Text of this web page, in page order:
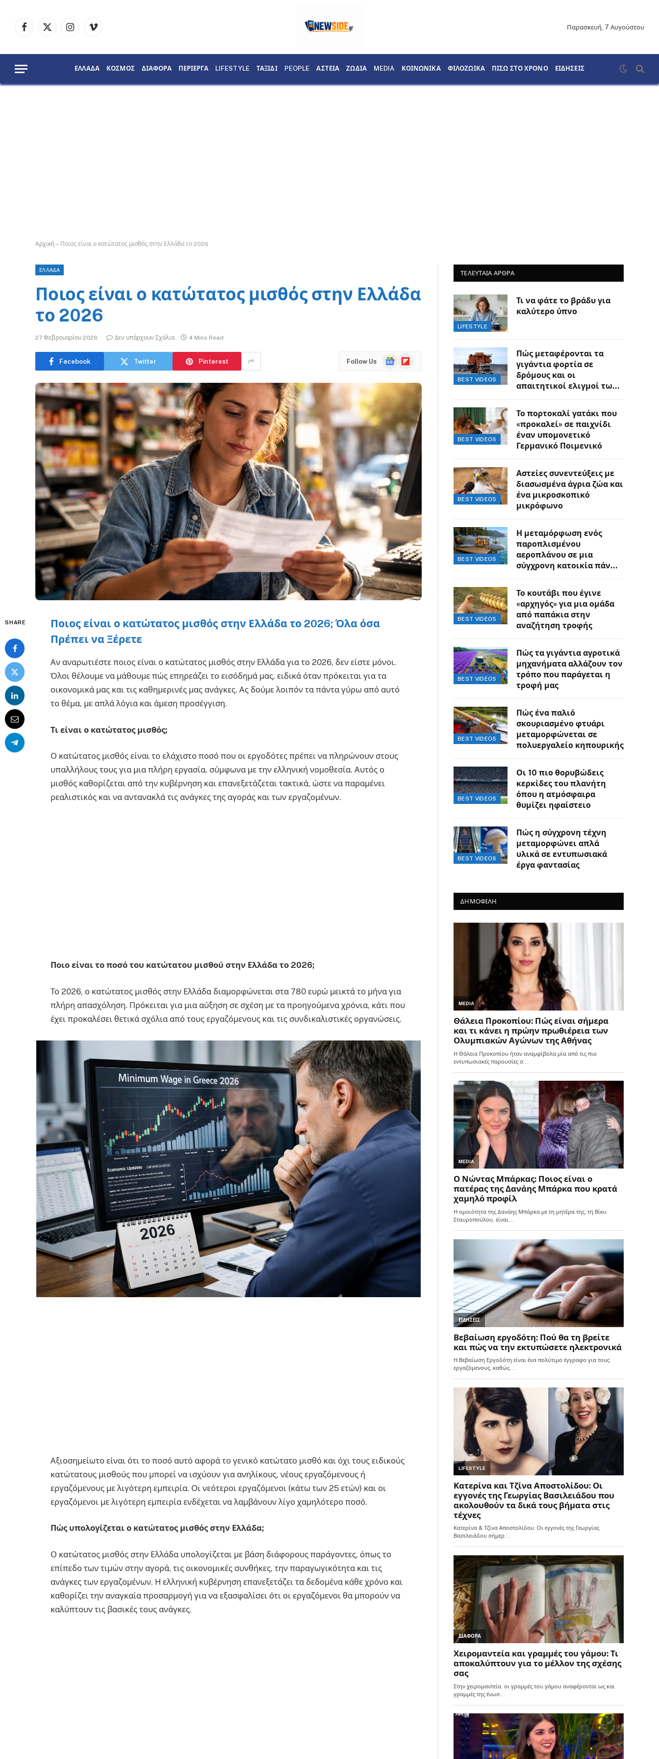
Facebook
X
InstagramVimeo
Παρασκευή, 7 Αυγούστου
ΕΛΛΑΔΑ ΚΟΣΜΟΣ ΔΙΑΦΟΡΑ ΠΕΡΙΕΡΓΑ LIFESTYLE ΤΑΞΙΔΙ PEOPLE ΑΣΤΕΙΑ ΖΩΔΙΑ MEDIA ΚΟΙΝΩΝΙΚΑ ΦΙΛΟΖΩΙΚΑ ΠΙΣΩ ΣΤΟ ΧΡΟΝΟ ΕΙΔΗΣΕΙΣ
Αρχική » Ποιος είναι ο κατώτατος μισθός στην Ελλάδα το 2026
ΕΛΛΑΔΑ
Ποιος είναι ο κατώτατος μισθός στην Ελλάδα
το 2026
27 Φεβρουαρίου 2026 Δεν υπάρχουν Σχόλια 4 Mins Read
Facebook Twitter Pinterest Follow Us
GoogleFlipboard
SHARE
Ποιος είναι ο κατώτατος μισθός στην Ελλάδα το 2026; Όλα όσα
Πρέπει να Ξέρετε
Αν αναρωτιέστε ποιος είναι ο κατώτατος μισθός στην Ελλάδα για το 2026, δεν είστε μόνοι.
Όλοι θέλουμε να μάθουμε πώς επηρεάζει το εισόδημά μας, ειδικά όταν πρόκειται για τα
οικονομικά μας και τις καθημερινές μας ανάγκες. Ας δούμε λοιπόν τα πάντα γύρω από αυτό
το θέμα, με απλά λόγια και άμεση προσέγγιση.
Τι είναι ο κατώτατος μισθός;
Ο κατώτατος μισθός είναι το ελάχιστο ποσό που οι εργοδότες πρέπει να πληρώνουν στους
υπαλλήλους τους για μια πλήρη εργασία, σύμφωνα με την ελληνική νομοθεσία. Αυτός ο
μισθός καθορίζεται από την κυβέρνηση και επανεξετάζεται τακτικά, ώστε να παραμένει
ρεαλιστικός και να αντανακλά τις ανάγκες της αγοράς και των εργαζομένων.
Ποιο είναι το ποσό του κατώτατου μισθού στην Ελλάδα το 2026;
Το 2026, ο κατώτατος μισθός στην Ελλάδα διαμορφώνεται στα 780 ευρώ μεικτά το μήνα για
πλήρη απασχόληση. Πρόκειται για μια αύξηση σε σχέση με τα προηγούμενα χρόνια, κάτι που
έχει προκαλέσει θετικά σχόλια από τους εργαζόμενους και τις συνδικαλιστικές οργανώσεις.
Αξιοσημείωτο είναι ότι το ποσό αυτό αφορά το γενικό κατώτατο μισθό και όχι τους ειδικούς
κατώτατους μισθούς που μπορεί να ισχύουν για ανηλίκους, νέους εργαζόμενους ή
εργαζόμενους με λιγότερη εμπειρία. Οι νεότεροι εργαζόμενοι (κάτω των 25 ετών) και οι
εργαζόμενοι με λιγότερη εμπειρία ενδέχεται να λαμβάνουν λίγο χαμηλότερο ποσό.
Πώς υπολογίζεται ο κατώτατος μισθός στην Ελλάδα;
Ο κατώτατος μισθός στην Ελλάδα υπολογίζεται με βάση διάφορους παράγοντες, όπως το
επίπεδο των τιμών στην αγορά, τις οικονομικές συνθήκες, την παραγωγικότητα και τις
ανάγκες των εργαζομένων. Η ελληνική κυβέρνηση επανεξετάζει τα δεδομένα κάθε χρόνο και
καθορίζει την αναγκαία προσαρμογή για να εξασφαλίσει ότι οι εργαζόμενοι θα μπορούν να
καλύπτουν τις βασικές τους ανάγκες.
ΤΕΛΕΥΤΑΙΑ ΑΡΘΡΑ
LIFESTYLE
Τι να φάτε το βράδυ για
καλύτερο ύπνο
BEST VIDEOS
Πώς μεταφέρονται τα
γιγάντια φορτία σε
δρόμους και οι
απαιτητικοί ελιγμοί των
BEST VIDEOS
Το πορτοκαλί γατάκι που
«προκαλεί» σε παιχνίδι
έναν υπομονετικό
Γερμανικό Ποιμενικό
BEST VIDEOS
Αστείες συνεντεύξεις με
διασωσμένα άγρια ζώα και
ένα μικροσκοπικό
μικρόφωνο
BEST VIDEOS
Η μεταμόρφωση ενός
παροπλισμένου
αεροπλάνου σε μια
σύγχρονη κατοικία πάνω
BEST VIDEOS
Το κουτάβι που έγινε
«αρχηγός» για μια ομάδα
από παπάκια στην
αναζήτηση τροφής
BEST VIDEOS
Πώς τα γιγάντια αγροτικά
μηχανήματα αλλάζουν τον
τρόπο που παράγεται η
τροφή μας
BEST VIDEOS
Πώς ένα παλιό
σκουριασμένο φτυάρι
μεταμορφώνεται σε
πολυεργαλείο κηπουρικής
BEST VIDEOS
Οι 10 πιο θορυβώδεις
κερκίδες του πλανήτη
όπου η ατμόσφαιρα
θυμίζει ηφαίστειο
BEST VIDEOS
Πώς η σύγχρονη τέχνη
μεταμορφώνει απλά
υλικά σε εντυπωσιακά
έργα φαντασίας
ΔΗΜΟΦΙΛΗ